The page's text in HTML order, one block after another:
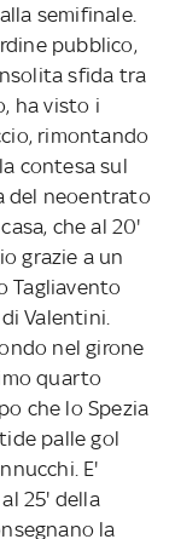
semifinale.
pubblico,
sfida tra
ha visto i
rimontando
contesa sul
del neoentrato
che al 20'
grazie a un
Tagliavento
Valentini.
nel girone
quarto
che lo Spezia
palle gol
E'
25' della
la